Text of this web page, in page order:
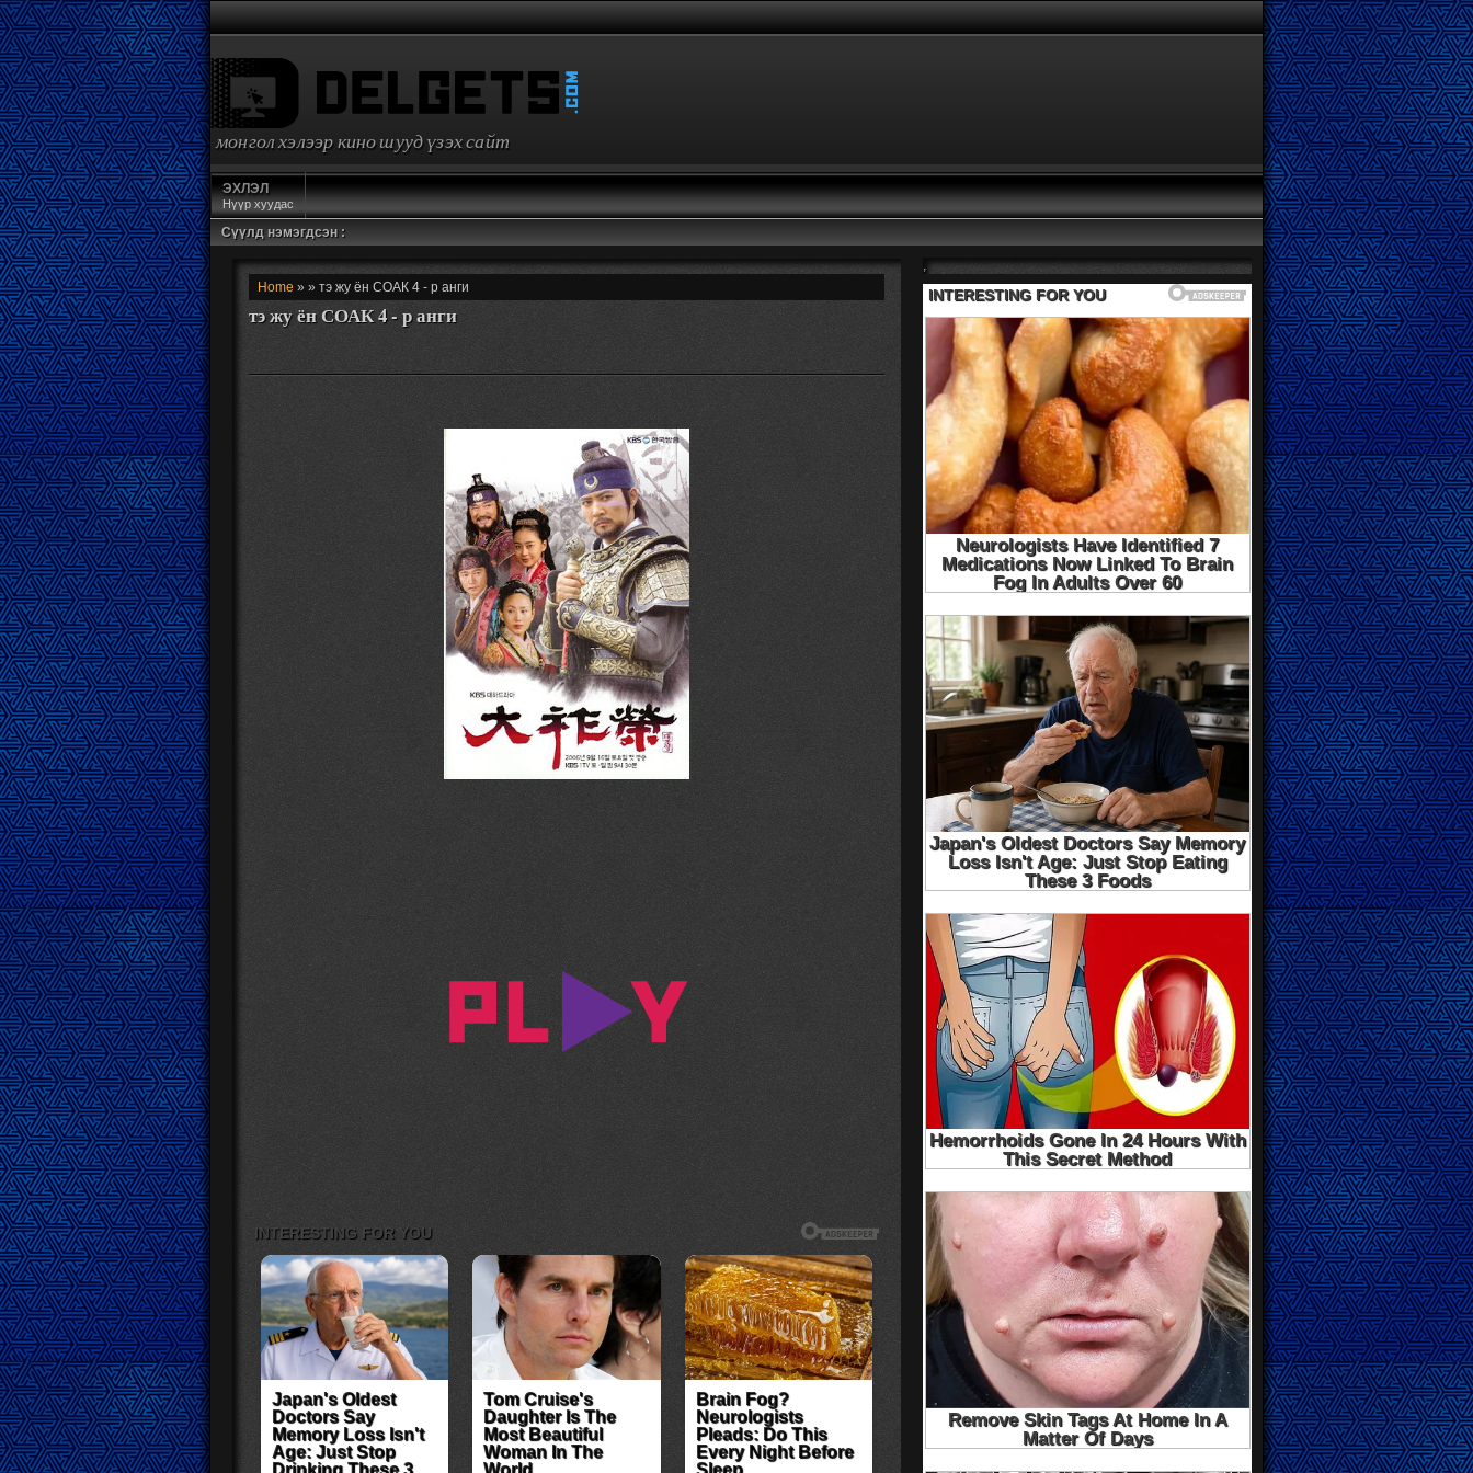
монгол хэлээр кино шууд үзэх сайт
ЭХЛЭЛ
Нүүр хуудас
Сүүлд нэмэгдсэн :
Home » » тэ жу ён СОАК 4 - р анги
тэ жу ён СОАК 4 - р анги
,